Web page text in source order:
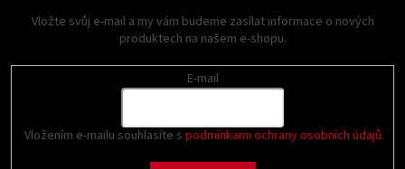
Vložte svůj e-mail a my vám budeme zasílat informace o nových
produktech na našem e-shopu.
E-mail
Vložením e-mailu souhlasíte s podmínkami ochrany osobních údajů